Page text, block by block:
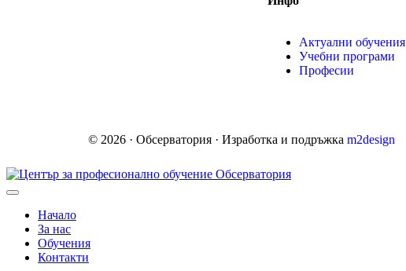
Актуални обучения
Учебни програми
Професии
© 2026 · Обсерватория · Изработка и подръжка m2design
Начало
За нас
Обучения
Контакти